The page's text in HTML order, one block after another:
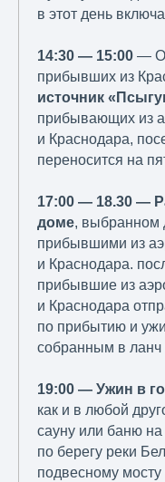
в этот день
14:30 — 15:00 —
прибывших из
источник
прибывающих из
и Краснодара,
переносится на
17:00 — 18.30 —
доме, выбранном
прибывшими из
и Краснодара.
прибывшие из
и Краснодара
по прибытию и
собранным в ланч
19:00 — Ужин в
как и в любой
сауну или баню на
по берегу реки
подвесному мосту